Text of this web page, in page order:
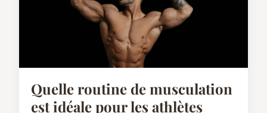
Quelle routine de musculation
est idéale pour les athlètes